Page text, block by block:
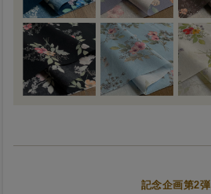
記念企画第2弾